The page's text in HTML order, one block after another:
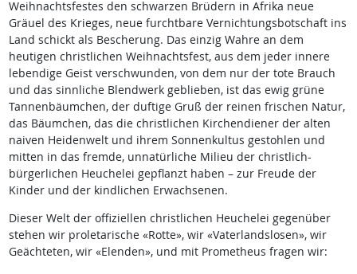
Weihnachtsfestes den schwarzen Brüdern in Afrika neue
Gräuel des Krieges, neue furchtbare Vernichtungsbotschaft ins
Land schickt als Bescherung. Das einzig Wahre an dem
heutigen christlichen Weihnachtsfest, aus dem jeder innere
lebendige Geist verschwunden, von dem nur der tote Brauch
und das sinnliche Blendwerk geblieben, ist das ewig grüne
Tannenbäumchen, der duftige Gruß der reinen frischen Natur,
das Bäumchen, das die christlichen Kirchendiener der alten
naiven Heidenwelt und ihrem Sonnenkultus gestohlen und
mitten in das fremde, unnatürliche Milieu der christlich-
bürgerlichen Heuchelei gepflanzt haben – zur Freude der
Kinder und der kindlichen Erwachsenen.
Dieser Welt der offiziellen christlichen Heuchelei gegenüber
stehen wir proletarische «Rotte», wir «Vaterlandslosen», wir
Geächteten, wir «Elenden», und mit Prometheus fragen wir: